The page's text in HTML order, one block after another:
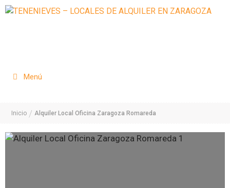
Saltar
Menú
Inicio / Alquiler Local Oficina Zaragoza Romareda